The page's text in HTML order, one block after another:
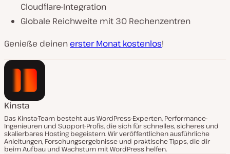
Cloudflare-Integration
Globale Reichweite mit 30 Rechenzentren
Genieße deinen erster Monat kostenlos!
Kinsta
Das Kinsta-Team besteht aus WordPress-Experten, Performance-
Ingenieuren und Support-Profis, die sich für schnelles, sicheres und
skalierbares Hosting begeistern. Wir veröffentlichen ausführliche
Anleitungen, Forschungsergebnisse und praktische Tipps, die dir
beim Aufbau und Wachstum mit WordPress helfen.